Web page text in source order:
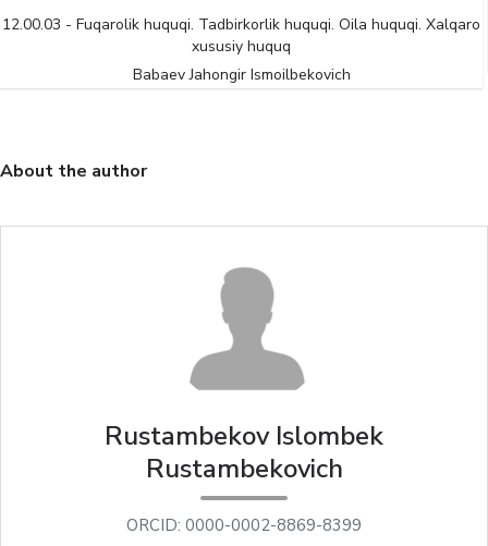
12.00.03 - Fuqarolik huquqi. Tadbirkorlik huquqi. Oila huquqi. Xalqaro
xususiy huquq
Babaev Jahongir Ismoilbekovich
About the author
Rustambekov Islombek
Rustambekovich
ORCID: 0000-0002-8869-8399